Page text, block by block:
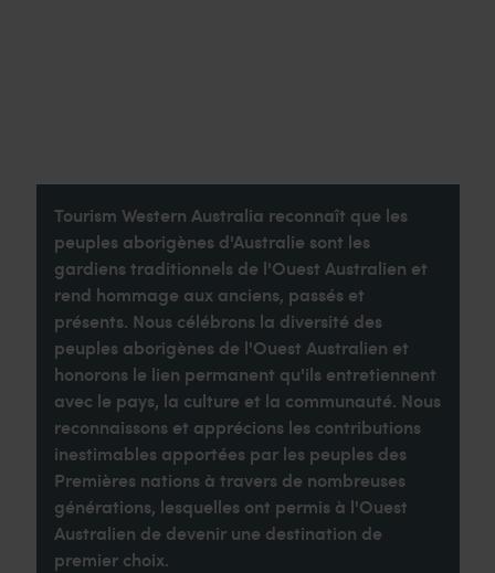
Tourism Western Australia reconnaît que les
peuples aborigènes d'Australie sont les
gardiens traditionnels de l'Ouest Australien et
rend hommage aux anciens, passés et
présents. Nous célébrons la diversité des
peuples aborigènes de l'Ouest Australien et
honorons le lien permanent qu'ils entretiennent
avec le pays, la culture et la communauté. Nous
reconnaissons et apprécions les contributions
inestimables apportées par les peuples des
Premières nations à travers de nombreuses
générations, lesquelles ont permis à l'Ouest
Australien de devenir une destination de
premier choix.